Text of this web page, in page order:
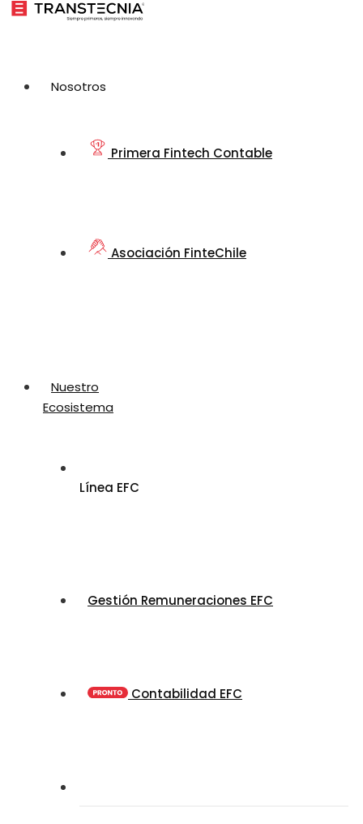
Nosotros
Primera Fintech Contable
Asociación FinteChile
Nuestro
Ecosistema
Línea EFC
Gestión Remuneraciones EFC
Contabilidad EFC